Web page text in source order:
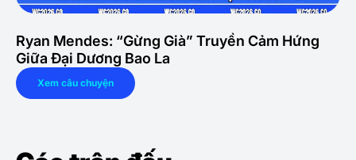
Ryan Mendes: “Gừng Già” Truyền Cảm Hứng
Giữa Đại Dương Bao La
Xem câu chuyện